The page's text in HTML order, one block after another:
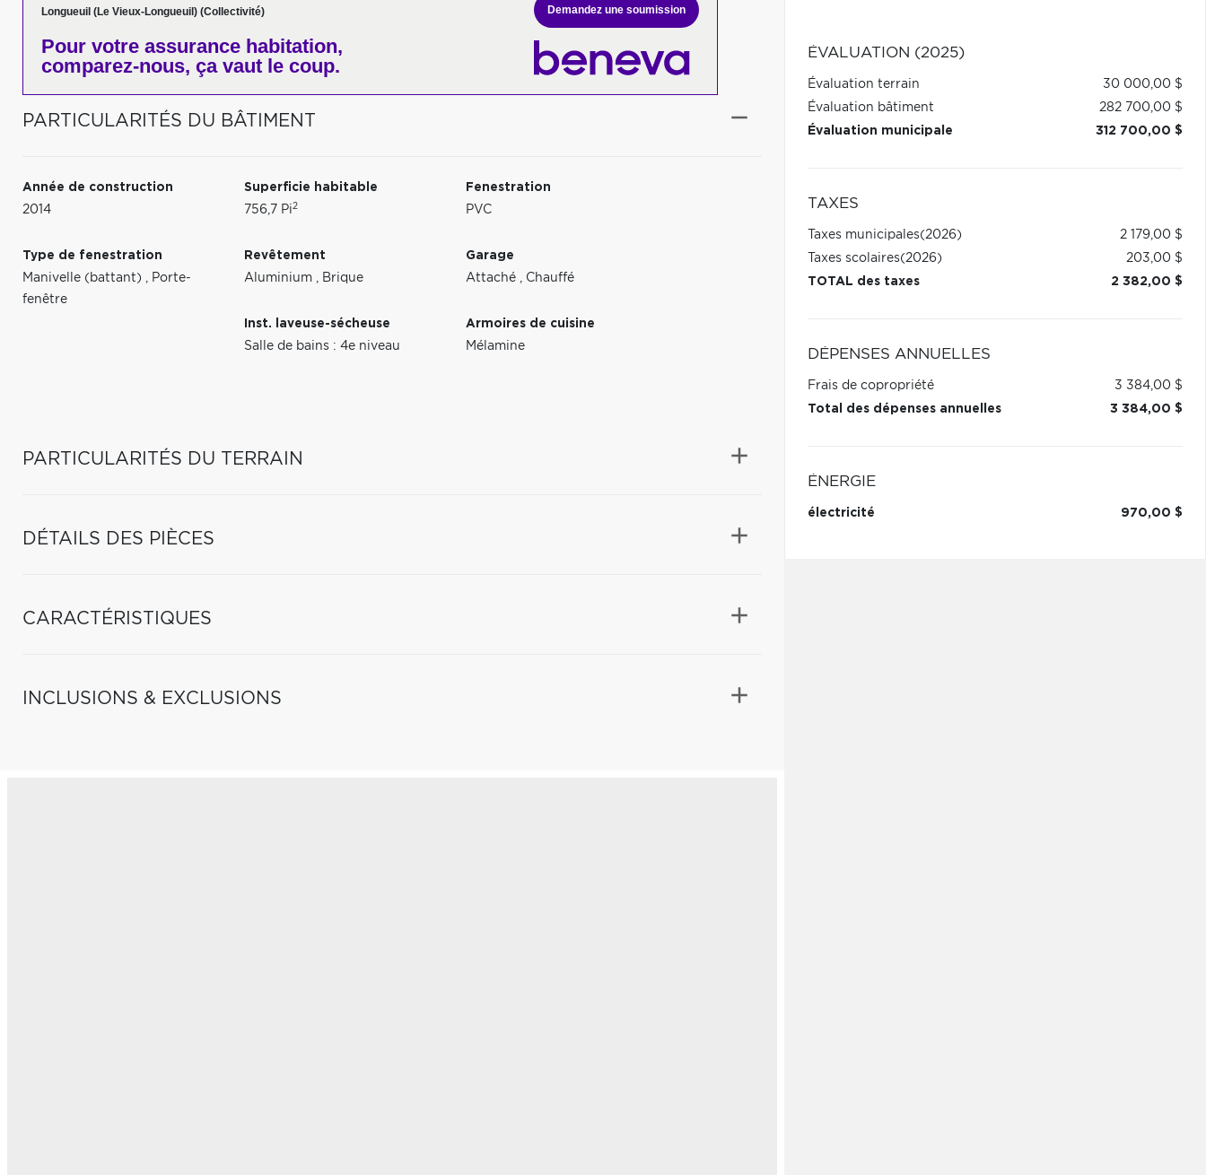
Longueuil (Le Vieux-Longueuil) (Collectivité)
Pour votre assurance habitation,
comparez-nous, ça vaut le coup.
Demandez une soumission
PARTICULARITÉS DU BÂTIMENT
Année de construction
2014
Superficie habitable
756,7 Pi2
Fenestration
PVC
Type de fenestration
Manivelle (battant) , Porte-
fenêtre
Revêtement
Aluminium , Brique
Garage
Attaché , Chauffé
Inst. laveuse-sécheuse
Salle de bains : 4e niveau
Armoires de cuisine
Mélamine
PARTICULARITÉS DU TERRAIN
DÉTAILS DES PIÈCES
CARACTÉRISTIQUES
INCLUSIONS & EXCLUSIONS
ÉVALUATION (2025)
Évaluation terrain
30 000,00 $
Évaluation bâtiment
282 700,00 $
Évaluation municipale
312 700,00 $
TAXES
Taxes municipales(2026)
2 179,00 $
Taxes scolaires(2026)
203,00 $
TOTAL des taxes
2 382,00 $
DÉPENSES ANNUELLES
Frais de copropriété
3 384,00 $
Total des dépenses annuelles
3 384,00 $
ÉNERGIE
électricité 970,00 $